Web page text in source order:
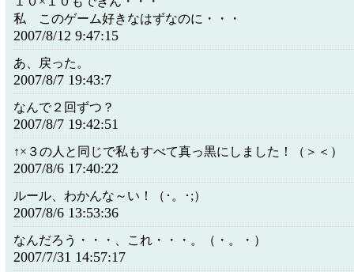
私 このゲーム好きなはずなのに・・・
2007/8/12 9:47:15
あ、戻った。
2007/8/7 19:43:7
なんで２回ずつ？
2007/8/7 19:42:51
↑×３の人と同じで私もすべて真っ黒にしました！（＞＜）
2007/8/6 17:40:22
ルール、わかんな～い！（･。･;）
2007/8/6 13:53:36
なんだろう・・・、これ・・・。（・。・）
2007/7/31 14:57:17